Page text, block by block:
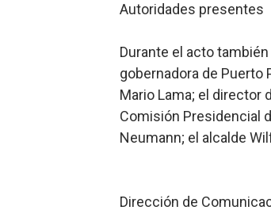
Autoridades presentes
Durante el acto
gobernadora de Puerto
Mario Lama; el director
Comisión Presidencial
Neumann; el alcalde
Dirección de